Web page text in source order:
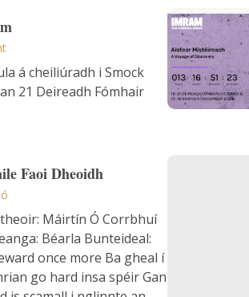
á cheiliúradh i Smock
21 Deireadh Fómhair
Imram
Faoi Dheoidh
Máirtín Ó Corrbhuí
Béarla Bunteideal:
once more Ba gheal í
go hard insa spéir Gan